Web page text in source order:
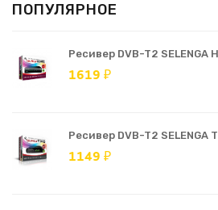
ПОПУЛЯРНОЕ
Ресивер DVB-T2 SELENGA
1619 ₽
Ресивер DVB-T2 SELENGA
1149 ₽